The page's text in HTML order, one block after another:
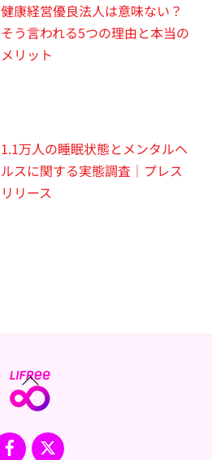
健康経営優良法人は意味ない？
そう言われる5つの理由と本当の
メリット
1.1万人の睡眠状態とメンタルヘ
ルスに関する実態調査｜プレス
リリース
Back
To
Facebook
X